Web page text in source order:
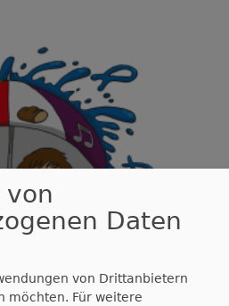
von
Daten
von Drittanbietern
möchten. Für weitere